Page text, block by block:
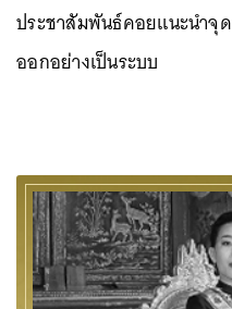
ประชาสัมพันธ์คอยแนะนำจุ
ออกอย่างเป็นระบบ